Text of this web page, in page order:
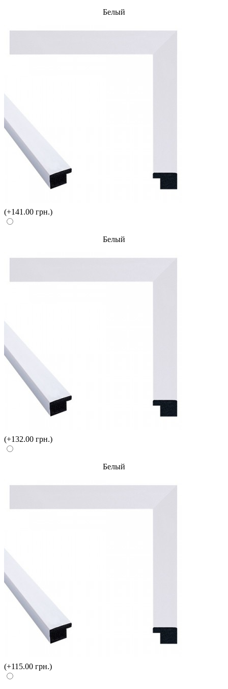
Белый
(+141.00 грн.)
Белый
(+132.00 грн.)
Белый
(+115.00 грн.)